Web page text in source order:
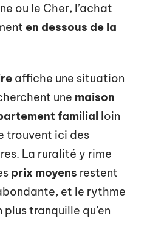
ou le Cher, l’achat
en dessous de la
affiche une situation
une maison
familial loin
trouvent ici des
La ruralité y rime
prix moyens restent
et le rythme
tranquille qu’en